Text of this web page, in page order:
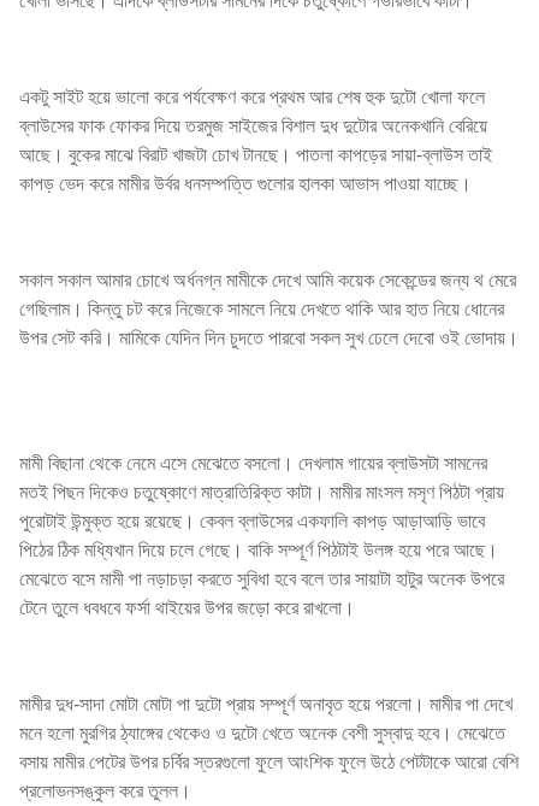
একটু সাইট হয়ে ভালো করে পর্যবেক্ষণ করে প্রথম আর শেষ হুক দুটো খোলা ফলে
ব্লাউসের ফাক ফোকর দিয়ে তরমুজ সাইজের বিশাল দুধ দুটোর অনেকখানি বেরিয়ে
আছে। বুকের মাঝে বিরাট খাজটা চোখ টানছে। পাতলা কাপড়ের সায়া-ব্লাউস তাই
কাপড় ভেদ করে মামীর উর্বর ধনসম্পত্তি গুলোর হালকা আভাস পাওয়া যাচ্ছে।
সকাল সকাল আমার চোখে অর্ধনগ্ন মামীকে দেখে আমি কয়েক সেকেন্ডের জন্য থ মেরে
গেছিলাম। কিন্তু চট করে নিজেকে সামলে নিয়ে দেখতে থাকি আর হাত নিয়ে ধোনের
উপর সেট করি। মামিকে যেদিন দিন চুদতে পারবো সকল সুখ ঢেলে দেবো ওই ভোদায়।
মামী বিছানা থেকে নেমে এসে মেঝেতে বসলো। দেখলাম গায়ের ব্লাউসটা সামনের
মতই পিছন দিকেও চতুষ্কোণে মাত্রাতিরিক্ত কাটা। মামীর মাংসল মসৃণ পিঠটা প্রায়
পুরোটাই উন্মুক্ত হয়ে রয়েছে। কেবল ব্লাউসের একফালি কাপড় আড়াআড়ি ভাবে
পিঠের ঠিক মধ্যিখান দিয়ে চলে গেছে। বাকি সম্পূর্ণ পিঠটাই উলঙ্গ হয়ে পরে আছে।
মেঝেতে বসে মামী পা নড়াচড়া করতে সুবিধা হবে বলে তার সায়াটা হাটুর অনেক উপরে
টেনে তুলে ধবধবে ফর্সা থাইয়ের উপর জড়ো করে রাখলো।
মামীর দুধ-সাদা মোটা মোটা পা দুটো প্রায় সম্পূর্ণ অনাবৃত হয়ে পরলো। মামীর পা দেখে
মনে হলো মুরগির ঠ্যাঙ্গের থেকেও ও দুটো খেতে অনেক বেশী সুস্বাদু হবে। মেঝেতে
বসায় মামীর পেটের উপর চর্বির স্তরগুলো ফুলে আংশিক ফুলে উঠে পেটটাকে আরো বেশি
প্রলোভনসঙ্কুল করে তুলল।